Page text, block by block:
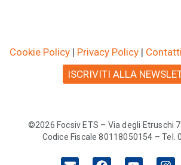
Cookie Policy | Privacy Policy | Contatti
ISCRIVITI ALLA
©2026 Focsiv ETS – Via degli Etruschi
Codice Fiscale 80118050154 – Tel.